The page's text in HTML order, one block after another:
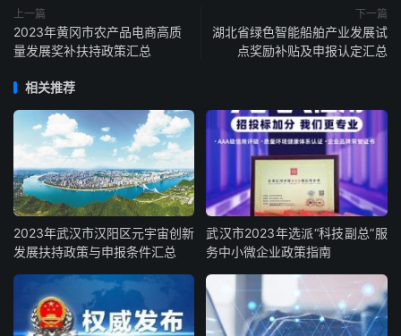
上一篇
2023年黄冈市农产品电商高质
量发展奖补扶持政策汇总
下一篇
湖北省绿色智能船舶产业发展试
点奖励补贴及申报认定汇总
相关推荐
2023年武汉市汉阳区元宇宙创新
发展扶持政策与申报条件汇总
武汉市2023年选派“科技副总”服
务中小微企业政策指南